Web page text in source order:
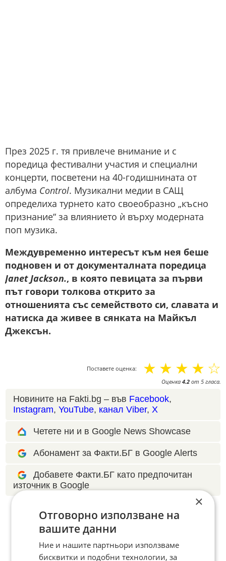
През 2025 г. тя привлече внимание и с
поредица фестивални участия и специални
концерти, посветени на 40-годишнината от
албума Control. Музикални медии в САЩ
определиха турнето като своеобразно „късно
признание“ за влиянието ѝ върху модерната
поп музика.
Междувременно интересът към нея беше
подновен и от документалната поредица
Janet Jackson., в която певицата за първи
път говори толкова открито за
отношенията със семейството си, славата и
натиска да живее в сянката на Майкъл
Джексън.
Поставете оценка: ☆
☆
☆
☆
☆
Оценка 4.2 от 5 гласа.
Новините на Fakti.bg – във Facebook,
Instagram, YouTube, канал Viber, X
Четете ни и в Google News Showcase
Абонамент за Факти.БГ в Google Alerts
Добавете Факти.БГ като предпочитан
източник в Google
×
Отговорно използване на
вашите данни
Ние и нашите партньори използваме
бисквитки и подобни технологии, за